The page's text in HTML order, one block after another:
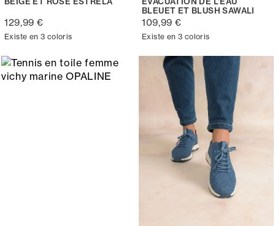
129,99 €
Existe en 3 coloris
BLEUET ET BLUSH SAWALI
109,99 €
Existe en 3 coloris